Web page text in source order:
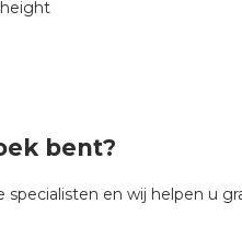
bent?
en wij helpen u